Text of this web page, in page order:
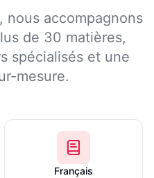
nous accompagnons
de 30 matières,
spécialisés et une
mesure.
Français